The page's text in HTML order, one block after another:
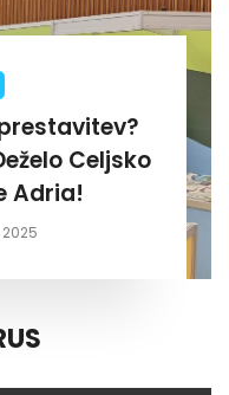
Celjsko
Adria!